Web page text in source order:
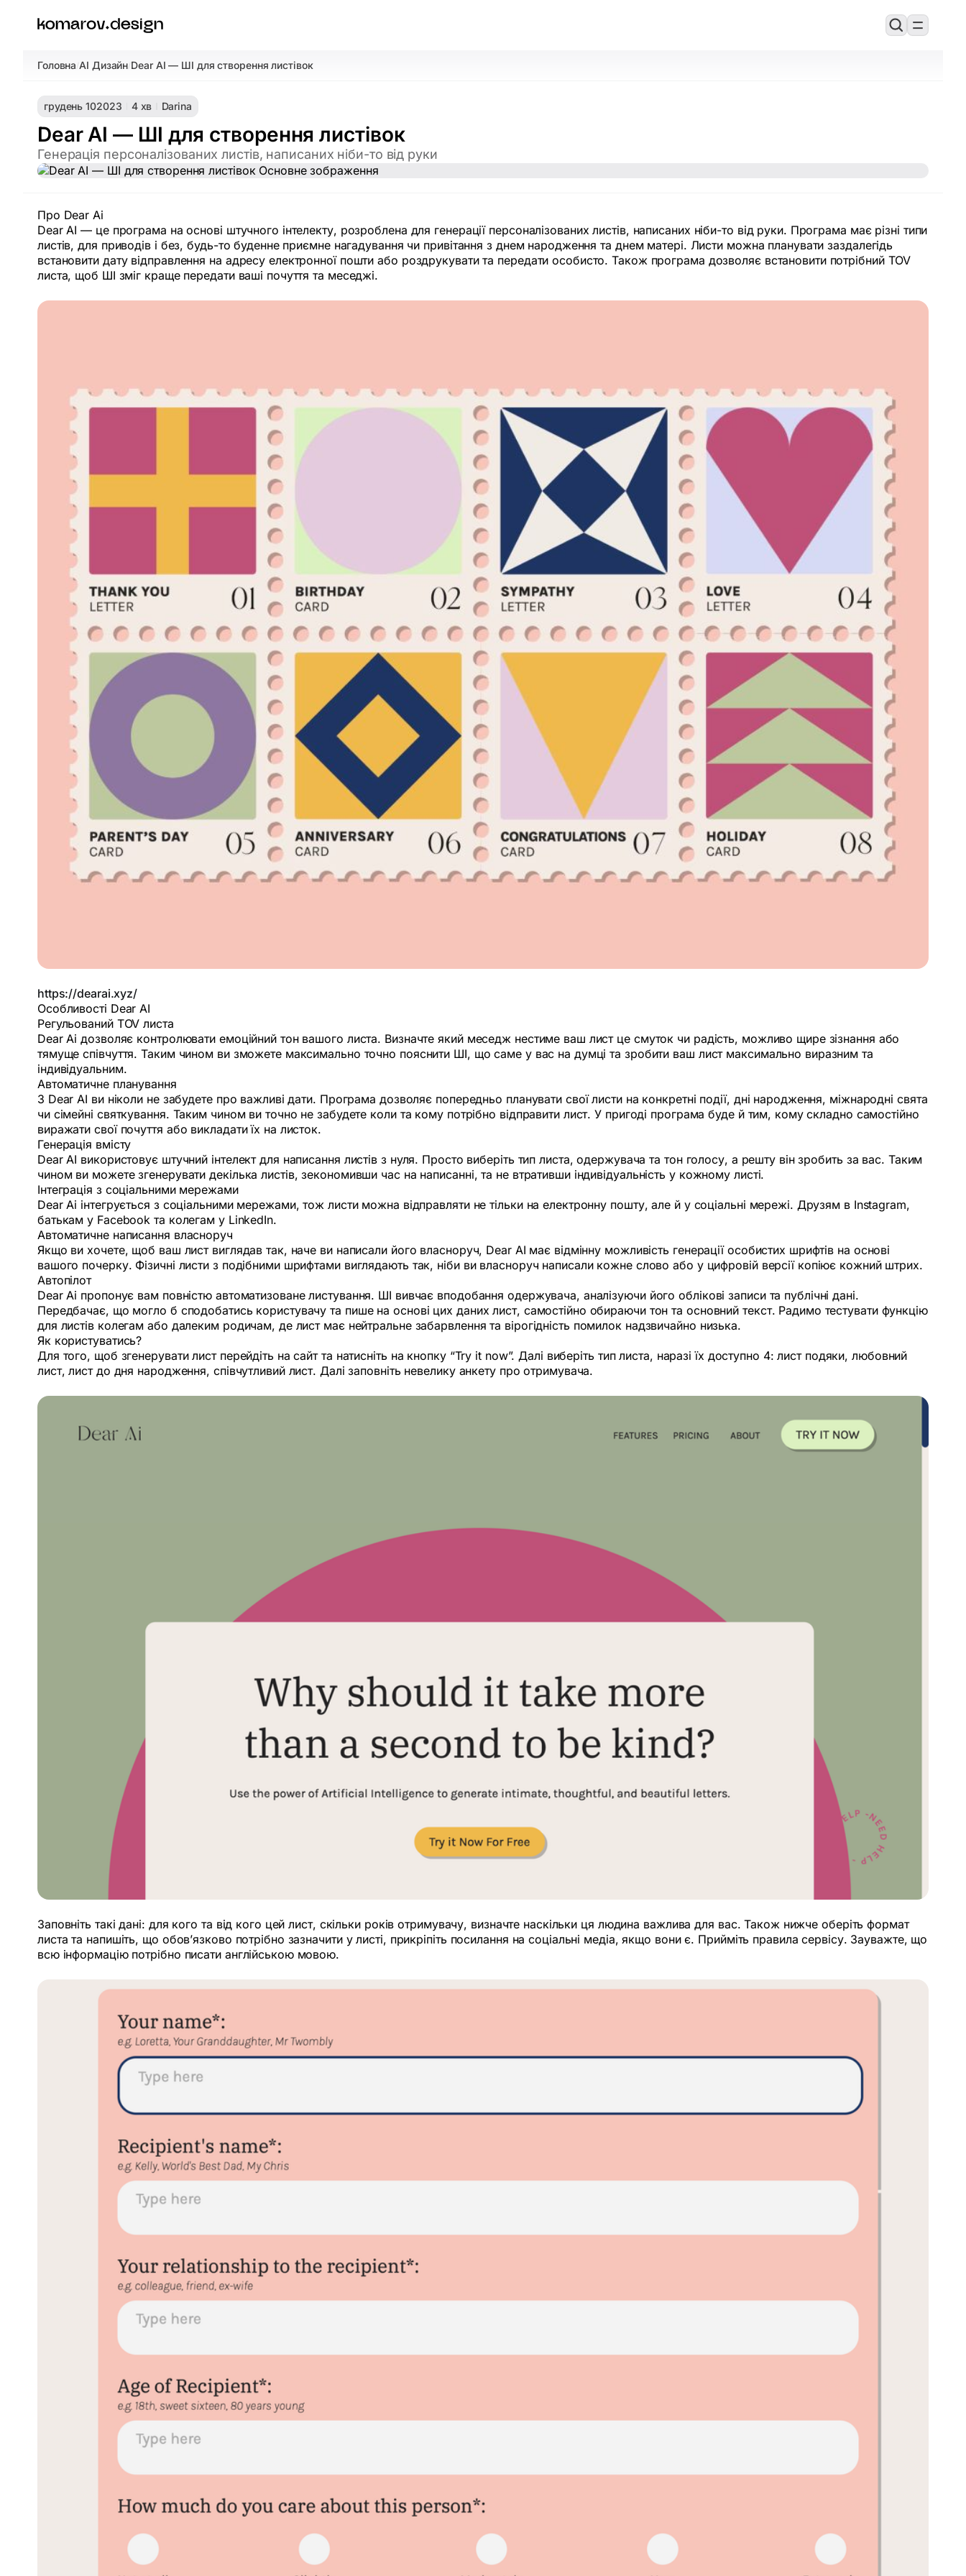
Головна/AI Дизайн/ Dear AI — ШІ для створення листівок
грудень 102023 4 хв Darina
Dear AI — ШІ для створення листівок
Генерація персоналізованих листів, написаних ніби-то від руки
Про Dear Ai
Dear АІ — це програма на основі штучного інтелекту, розроблена для генерації персоналізованих листів, написаних ніби-то від руки. Програма має різні типи
листів, для приводів і без, будь-то буденне приємне нагадування чи привітання з днем народження та днем матері. Листи можна планувати заздалегідь
встановити дату відправлення на адресу електронної пошти або роздрукувати та передати особисто. Також програма дозволяє встановити потрібний TOV
листа, щоб ШІ зміг краще передати ваші почуття та меседжі.
https://dearai.xyz/
Особливості Dear AI
Регульований TOV листа
Dear Ai дозволяє контролювати емоційний тон вашого листа. Визначте який меседж нестиме ваш лист це смуток чи радість, можливо щире зізнання або
тямуще співчуття. Таким чином ви зможете максимально точно пояснити ШІ, що саме у вас на думці та зробити ваш лист максимально виразним та
індивідуальним.
Автоматичне планування
З Dear AI ви ніколи не забудете про важливі дати. Програма дозволяє попередньо планувати свої листи на конкретні події, дні народження, міжнародні свята
чи сімейні святкування. Таким чином ви точно не забудете коли та кому потрібно відправити лист. У пригоді програма буде й тим, кому складно самостійно
виражати свої почуття або викладати їх на листок.
Генерація вмісту
Dear AI використовує штучний інтелект для написання листів з нуля. Просто виберіть тип листа, одержувача та тон голосу, а решту він зробить за вас. Таким
чином ви можете згенерувати декілька листів, зекономивши час на написанні, та не втративши індивідуальність у кожному листі.
Інтеграція з соціальними мережами
Dear Ai інтегрується з соціальними мережами, тож листи можна відправляти не тільки на електронну пошту, але й у соціальні мережі. Друзям в Instagram,
батькам у Facebook та колегам у LinkedIn.
Автоматичне написання власноруч
Якщо ви хочете, щоб ваш лист виглядав так, наче ви написали його власноруч, Dear AI має відмінну можливість генерації особистих шрифтів на основі
вашого почерку. Фізичні листи з подібними шрифтами виглядають так, ніби ви власноруч написали кожне слово або у цифровій версії копіює кожний штрих.
Автопілот
Dear Ai пропонує вам повністю автоматизоване листування. ШІ вивчає вподобання одержувача, аналізуючи його облікові записи та публічні дані.
Передбачає, що могло б сподобатись користувачу та пише на основі цих даних лист, самостійно обираючи тон та основний текст. Радимо тестувати функцію
для листів колегам або далеким родичам, де лист має нейтральне забарвлення та вірогідність помилок надзвичайно низька.
Як користуватись?
Для того, щоб згенерувати лист перейдіть на сайт та натисніть на кнопку “Try it now”. Далі виберіть тип листа, наразі їх доступно 4: лист подяки, любовний
лист, лист до дня народження, співчутливий лист. Далі заповніть невелику анкету про отримувача.
Заповніть такі дані: для кого та від кого цей лист, скільки років отримувачу, визначте наскільки ця людина важлива для вас. Також нижче оберіть формат
листа та напишіть, що обов’язково потрібно зазначити у листі, прикріпіть посилання на соціальні медіа, якщо вони є. Прийміть правила сервісу. Зауважте, що
всю інформацію потрібно писати англійською мовою.